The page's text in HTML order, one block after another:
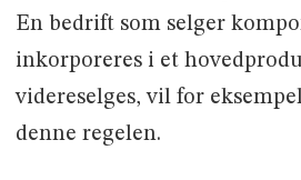
En bedrift som selger
inkorporeres i et
videreselges, vil for
denne regelen.